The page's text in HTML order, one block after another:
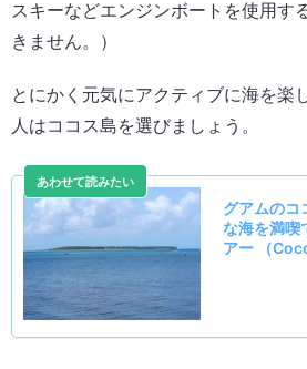
スキーなどエンジンボートを使用す
きません。）
とにかく元気にアクティブに海を楽
人はココス島を選びましょう。